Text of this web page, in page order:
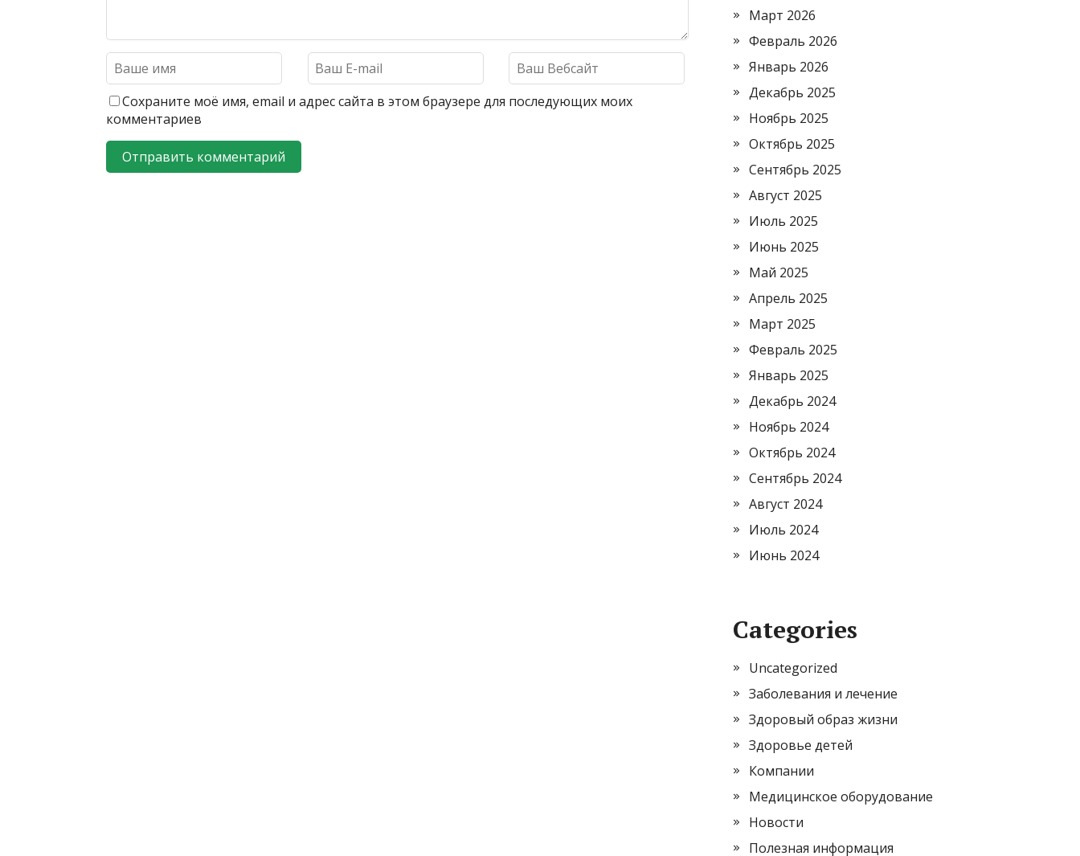
Сохраните моё имя, email и адрес сайта в этом браузере для последующих моих
комментариев
Март 2026
Февраль 2026
Январь 2026
Декабрь 2025
Ноябрь 2025
Октябрь 2025
Сентябрь 2025
Август 2025
Июль 2025
Июнь 2025
Май 2025
Апрель 2025
Март 2025
Февраль 2025
Январь 2025
Декабрь 2024
Ноябрь 2024
Октябрь 2024
Сентябрь 2024
Август 2024
Июль 2024
Июнь 2024
Categories
Uncategorized
Заболевания и лечение
Здоровый образ жизни
Здоровье детей
Компании
Медицинское оборудование
Новости
Полезная информация